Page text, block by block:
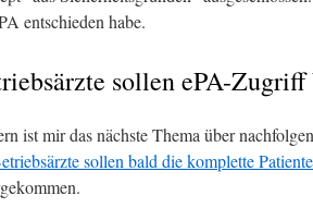
entschieden habe.
sollen ePA-Zugriff
ist mir das nächste Thema über
sollen bald die komplette